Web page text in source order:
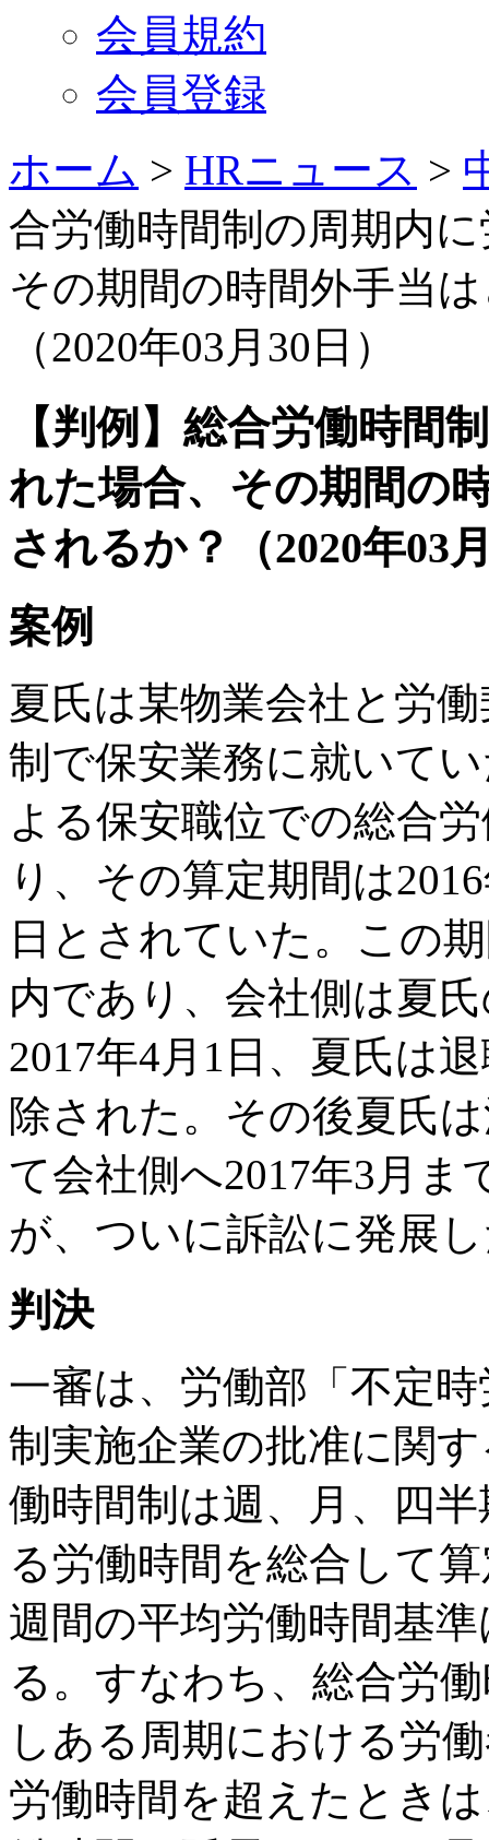
会員規約
会員登録
ホーム > HRニュース >
合労働時間制の周期内
その期間の時間外手当
（2020年03月30日）
【判例】総合労働時間
れた場合、その期間の
されるか？（2020年03
案例
夏氏は某物業会社と労
制で保安業務に就いて
よる保安職位での総合
り、その算定期間は
日とされていた。この
内であり、会社側は夏
2017年4月1日、夏氏は
除された。その後夏氏
て会社側へ2017年3月ま
が、ついに訴訟に発展
判決
一審は、労働部「不定
制実施企業の批准に関
働時間制は週、月、四
る労働時間を総合して
週間の平均労働時間基
る。すなわち、総合労
しある周期における労
労働時間を超えたとき